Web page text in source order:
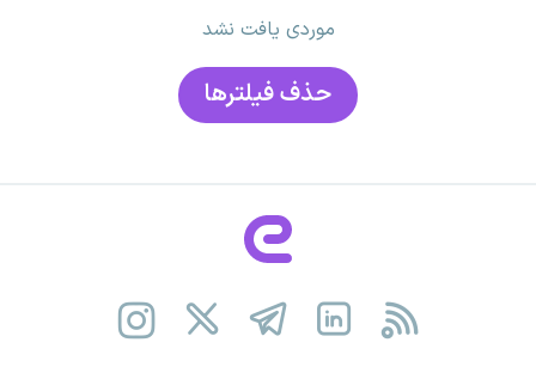
موردی یافت نشد
حذف فیلتر‌ها